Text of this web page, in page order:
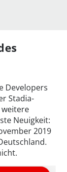
Developers
Stadia-
Neuigkeit:
2019